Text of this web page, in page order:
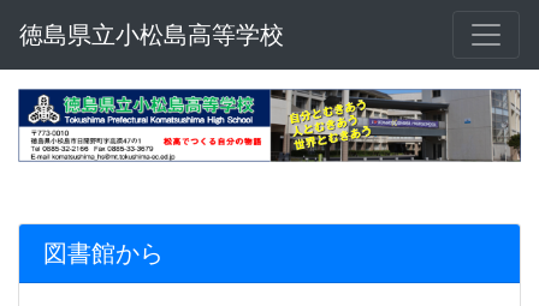
徳島県立小松島高等学校
図書館から